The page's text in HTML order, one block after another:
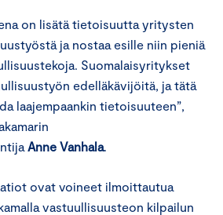
on lisätä tietoisuutta yritysten
ja nostaa esille niin pieniä
Suomalaisyritykset
edelläkävijöitä, ja tätä
laajempaankin tietoisuuteen”,
Anne Vanhala.
ovat voineet ilmoittautua
vastuullisuusteon kilpailun